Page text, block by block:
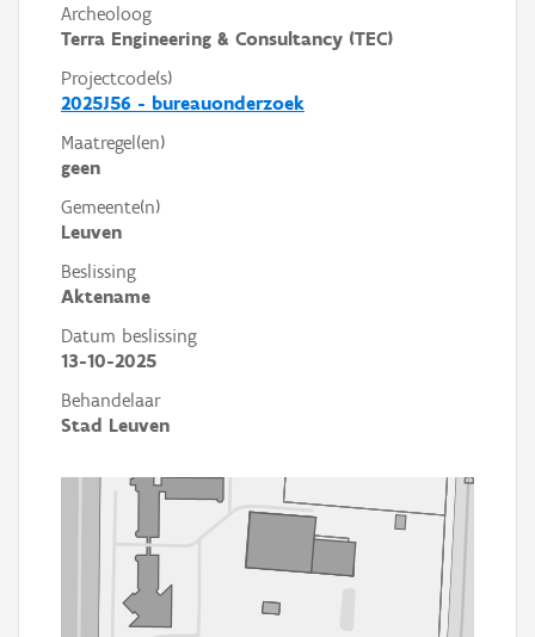
Archeoloog
Terra Engineering & Consultancy (TEC)
Projectcode(s)
2025J56 - bureauonderzoek
Maatregel(en)
geen
Gemeente(n)
Leuven
Beslissing
Aktename
Datum beslissing
13-10-2025
Behandelaar
Stad Leuven